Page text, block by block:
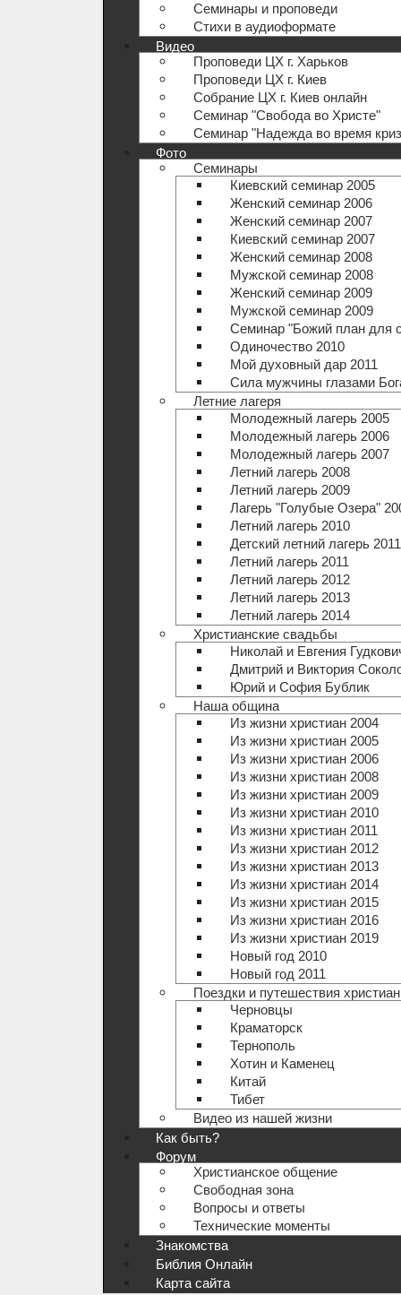
Семинары и проповеди
Стихи в аудиоформате
Видео
Проповеди ЦХ г. Харьков
Проповеди ЦХ г. Киев
Собрание ЦХ г. Киев онлайн
Семинар "Свобода во Христе"
Семинар "Надежда во время
Фото
Семинары
Киевский семинар 2005
Женский семинар 2006
Женский семинар 2007
Киевский семинар 2007
Женский семинар 2008
Мужской семинар 2008
Женский семинар 2009
Мужской семинар 2009
Семинар "Божий план для
Одиночество 2010
Мой духовный дар 2011
Сила мужчины глазами
Летние лагеря
Молодежный лагерь 2005
Молодежный лагерь 2006
Молодежный лагерь 2007
Летний лагерь 2008
Летний лагерь 2009
Лагерь "Голубые Озера"
Летний лагерь 2010
Детский летний лагерь 2011
Летний лагерь 2011
Летний лагерь 2012
Летний лагерь 2013
Летний лагерь 2014
Христианские свадьбы
Николай и Евгения
Дмитрий и Виктория
Юрий и София Бублик
Наша община
Из жизни христиан 2004
Из жизни христиан 2005
Из жизни христиан 2006
Из жизни христиан 2008
Из жизни христиан 2009
Из жизни христиан 2010
Из жизни христиан 2011
Из жизни христиан 2012
Из жизни христиан 2013
Из жизни христиан 2014
Из жизни христиан 2015
Из жизни христиан 2016
Из жизни христиан 2019
Новый год 2010
Новый год 2011
Поездки и путешествия христиан
Черновцы
Краматорск
Тернополь
Хотин и Каменец
Китай
Тибет
Видео из нашей жизни
Как быть?
Форум
Христианское общение
Свободная зона
Вопросы и ответы
Технические моменты
Знакомства
Библия Онлайн
Карта сайта